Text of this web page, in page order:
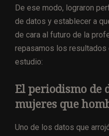
De ese modo, lograron
de datos y establecer a
de cara al futuro de la
repasamos los resultados
estudio:
El periodismo de
mujeres que
Uno de los datos que